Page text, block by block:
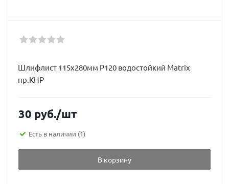
Шлифлист 115х280мм Р120 водостойкий Matrix
пр.КНР
30 руб./шт
Есть в наличии (1)
В корзину